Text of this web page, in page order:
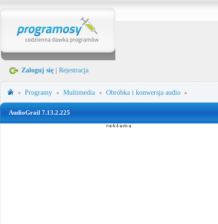
Zaloguj się Rejestracja
Programy Multimedia Obróbka i konwersja audio
AudioGrail 7.13.2.225